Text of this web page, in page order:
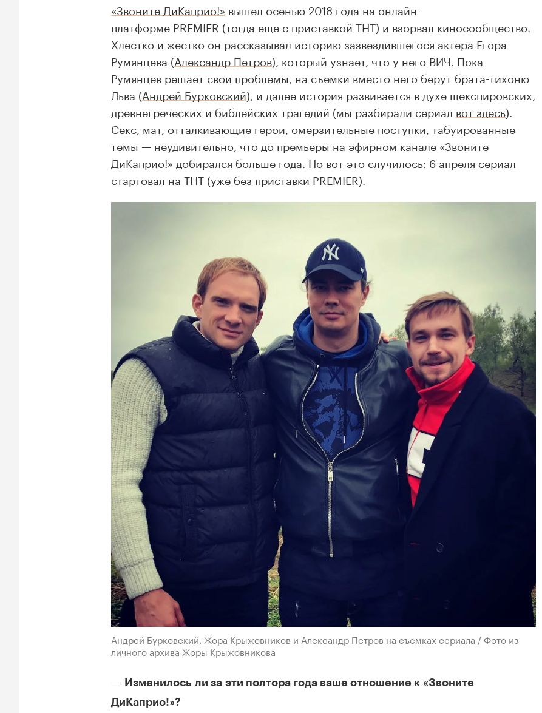
«Звоните ДиКаприо!» вышел осенью 2018 года на онлайн-
платформе PREMIER (тогда еще с приставкой ТНТ) и взорвал киносообщество.
Хлестко и жестко он рассказывал историю зазвездившегося актера Егора
Румянцева (Александр Петров), который узнает, что у него ВИЧ. Пока
Румянцев решает свои проблемы, на съемки вместо него берут брата-тихоню
Льва (Андрей Бурковский), и далее история развивается в духе шекспировских,
древнегреческих и библейских трагедий (мы разбирали сериал вот здесь).
Секс, мат, отталкивающие герои, омерзительные поступки, табуированные
темы — неудивительно, что до премьеры на эфирном канале «Звоните
ДиКаприо!» добирался больше года. Но вот это случилось: 6 апреля сериал
стартовал на ТНТ (уже без приставки PREMIER).
Андрей Бурковский, Жора Крыжовников и Александр Петров на съемках сериала / Фото из
личного архива Жоры Крыжовникова
— Изменилось ли за эти полтора года ваше отношение к «Звоните
ДиКаприо!»?